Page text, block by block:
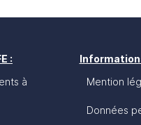
:
à
Mention
Données